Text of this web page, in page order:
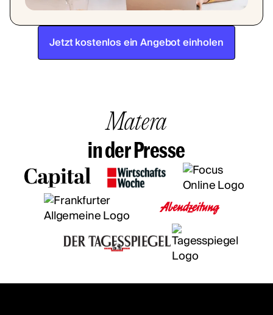
Jetzt kostenlos ein Angebot einholen
Matera
in der Presse